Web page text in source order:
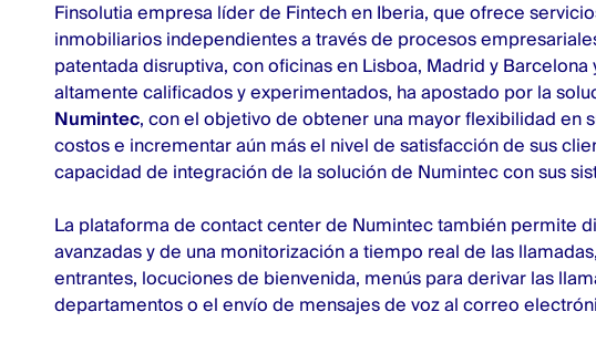
Finsolutia empresa líder de Fintech en Iberia, que ofrece
inmobiliarios independientes a través de procesos
patentada disruptiva, con oficinas en Lisboa, Madrid y
altamente calificados y experimentados, ha apostado por la
Numintec, con el objetivo de obtener una mayor flexibilidad en
costos e incrementar aún más el nivel de satisfacción de sus
capacidad de integración de la solución de Numintec con sus
La plataforma de contact center de Numintec también permite
avanzadas y de una monitorización a tiempo real de las
entrantes, locuciones de bienvenida, menús para derivar las
departamentos o el envío de mensajes de voz al correo